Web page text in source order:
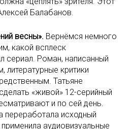
Балабанов.
весны». Вернёмся немного
какой всплеск
сериал. Роман, написанный
критики
Татьяне
«живой» 12-серийный
и по сей день.
переработала исходный
аудиовизуальные